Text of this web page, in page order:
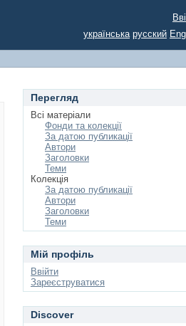
українська русский
Перегляд
Всі матеріали
Фонди та колекції
За датою публикації
Автори
Заголовки
Теми
Колекція
За датою публикації
Автори
Заголовки
Теми
Мій профіль
Ввійти
Зареєструватися
Discover